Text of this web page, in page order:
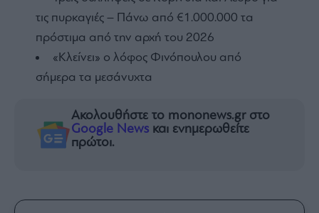
τις πυρκαγιές – Πάνω από €1.000.000 τα
πρόστιμα από την αρχή του 2026
«Κλείνει» ο λόφος Φινόπουλου από
σήμερα τα μεσάνυχτα
Ακολουθήστε το mononews.gr στο
Google News και ενημερωθείτε
πρώτοι.